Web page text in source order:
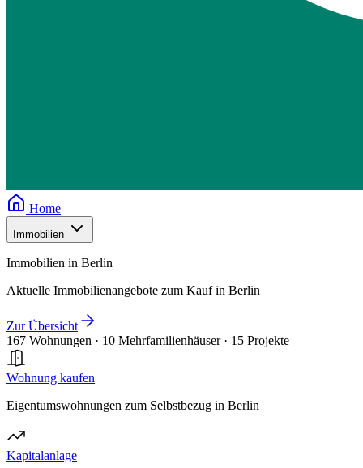
Home
Immobilien
Immobilien in Berlin
Aktuelle Immobilienangebote zum Kauf in Berlin
Zur Übersicht
167 Wohnungen · 10 Mehrfamilienhäuser · 15 Projekte
Wohnung kaufen
Eigentumswohnungen zum Selbstbezug in Berlin
Kapitalanlage